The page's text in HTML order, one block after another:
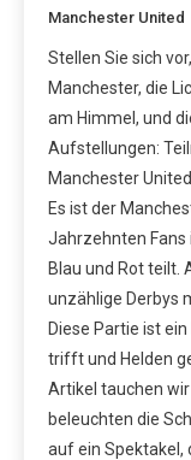
Manchester United
Stellen Sie sich
Manchester, die
am Himmel, und
Aufstellungen:
Manchester
Es ist der
Jahrzehnten Fans
Blau und Rot teilt.
unzählige Derbys
Diese Partie ist
trifft und Helden
Artikel tauchen
beleuchten die
auf ein Spektakel,